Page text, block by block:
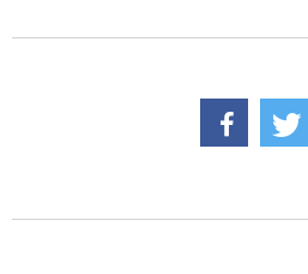
Institut Solidarische Moderne